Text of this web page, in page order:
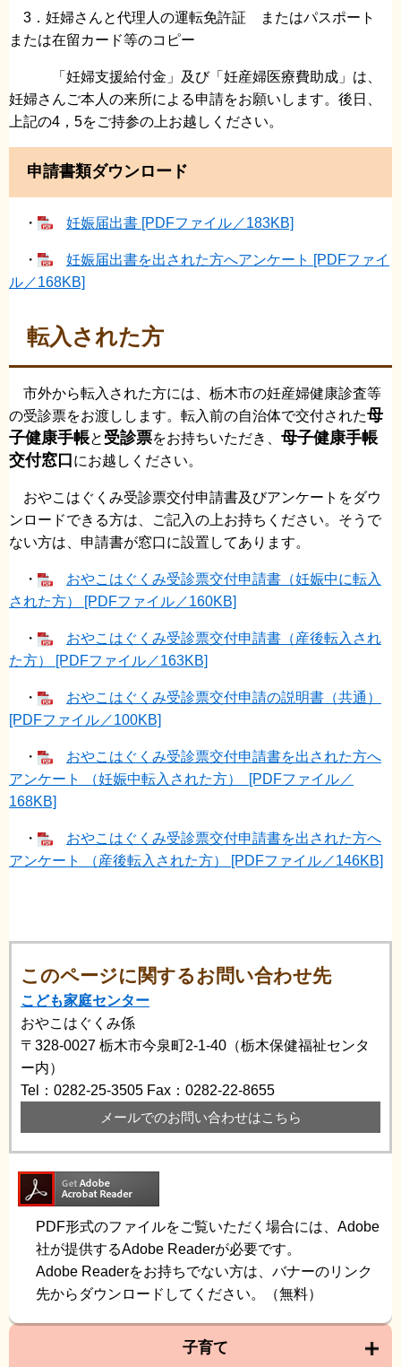
3．妊婦さんと代理人の運転免許証 またはパスポート
または在留カード等のコピー
「妊婦支援給付金」及び「妊産婦医療費助成」は、
妊婦さんご本人の来所による申請をお願いします。後日、
上記の4，5をご持参の上お越しください。
申請書類ダウンロード
・ 妊娠届出書 [PDFファイル／183KB]
・
妊娠届出書を出された方へアンケート [PDFファイ
ル／168KB]
転入された方
市外から転入された方には、栃木市の妊産婦健康診査等
の受診票をお渡しします。転入前の自治体で交付された母
子健康手帳と 受診票をお持ちいただき、 母子健康手帳
交付窓口 にお越しください。
おやこはぐくみ受診票交付申請書及びアンケートをダウ
ンロードできる方は、ご記入の上お持ちください。そうで
ない方は、申請書が窓口に設置してあります。
・
おやこはぐくみ受診票交付申請書（妊娠中に転入
された方） [PDFファイル／160KB]
・
おやこはぐくみ受診票交付申請書（産後転入され
た方） [PDFファイル／163KB]
・
おやこはぐくみ受診票交付申請の説明書（共通）
[PDFファイル／100KB]
・
おやこはぐくみ受診票交付申請書を出された方へ
アンケート （妊娠中転入された方） [PDFファイル／
168KB]
・
おやこはぐくみ受診票交付申請書を出された方へ
アンケート （産後転入された方） [PDFファイル／146KB]
このページに関するお問い合わせ先
こども家庭センター
おやこはぐくみ係
〒328-0027 栃木市今泉町2-1-40（栃木保健福祉センタ
ー内）
Tel：0282-25-3505 Fax：0282-22-8655
メールでのお問い合わせはこちら
PDF形式のファイルをご覧いただく場合には、Adobe
社が提供するAdobe Readerが必要です。
Adobe Readerをお持ちでない方は、バナーのリンク
先からダウンロードしてください。（無料）
子育て